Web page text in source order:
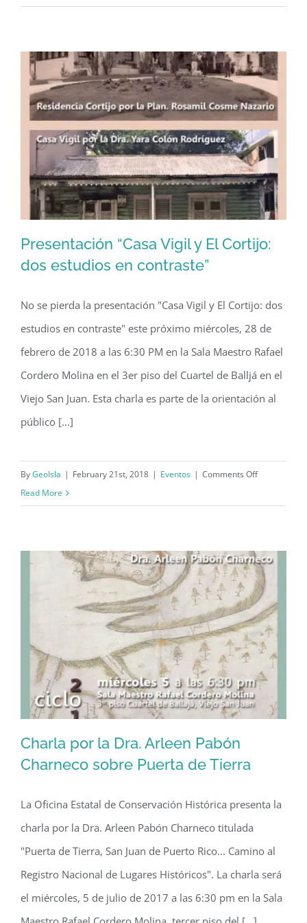
ByGeoIsla | April 2nd, 2018 | Fotografías | Comments Offon
Giralda,
Miramar
(c.
1910)
dos estudios en contraste”
Presentación “Casa Vigil y El Cortijo:
dos estudios en contraste”
No se pierda la presentación "Casa Vigil y El Cortijo: dos
estudios en contraste" este próximo miércoles, 28 de
febrero de 2018 a las 6:30 PM en la Sala Maestro Rafael
Cordero Molina en el 3er piso del Cuartel de Balljá en el
Viejo San Juan. Esta charla es parte de la orientación al
ByGeoIsla | February 21st, 2018 | Eventos | Comments Offon
Vigil
y
El
Cortijo:
dos
estudios
en
contraste”
Charneco sobre Puerta de Tierra
Charla por la Dra. Arleen Pabón
Charneco sobre Puerta de Tierra
La Oficina Estatal de Conservación Histórica presenta la
charla por la Dra. Arleen Pabón Charneco titulada
"Puerta de Tierra, San Juan de Puerto Rico... Camino al
Registro Nacional de Lugares Históricos". La charla será